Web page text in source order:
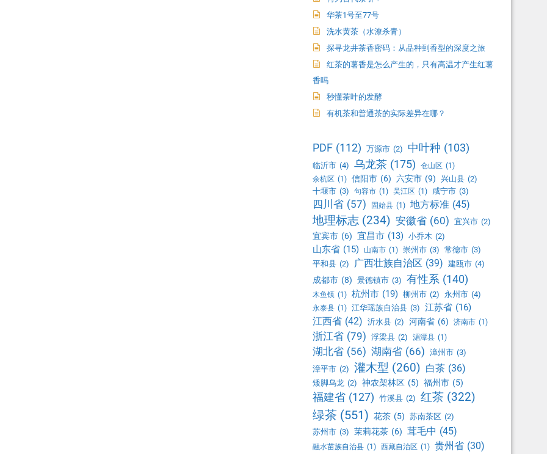
华茶1号至77号
洗水黄茶（水潦杀青）
探寻龙井茶香密码：从品种到香型的深度之旅
红茶的薯香是怎么产生的，只有高温才产生红薯
香吗
秒懂茶叶的发酵
有机茶和普通茶的实际差异在哪？
PDF (112) 万源市 (2) 中叶种 (103)
临沂市 (4) 乌龙茶 (175) 仓山区 (1)
余杭区 (1) 信阳市 (6) 六安市 (9) 兴山县 (2)
十堰市 (3) 句容市 (1) 吴江区 (1) 咸宁市 (3)
四川省 (57) 固始县 (1) 地方标准 (45)
地理标志 (234) 安徽省 (60) 宜兴市 (2)
宜宾市 (6) 宜昌市 (13) 小乔木 (2)
山东省 (15) 山南市 (1) 崇州市 (3) 常德市 (3)
平和县 (2) 广西壮族自治区 (39) 建瓯市 (4)
成都市 (8) 景德镇市 (3) 有性系 (140)
木鱼镇 (1) 杭州市 (19) 柳州市 (2) 永州市 (4)
永泰县 (1) 江华瑶族自治县 (3) 江苏省 (16)
江西省 (42) 沂水县 (2) 河南省 (6) 济南市 (1)
浙江省 (79) 浮梁县 (2) 湄潭县 (1)
湖北省 (56) 湖南省 (66) 漳州市 (3)
漳平市 (2) 灌木型 (260) 白茶 (36)
矮脚乌龙 (2) 神农架林区 (5) 福州市 (5)
福建省 (127) 竹溪县 (2) 红茶 (322)
绿茶 (551) 花茶 (5) 苏南茶区 (2)
苏州市 (3) 茉莉花茶 (6) 茸毛中 (45)
融水苗族自治县 (1) 西藏自治区 (1) 贵州省 (30)